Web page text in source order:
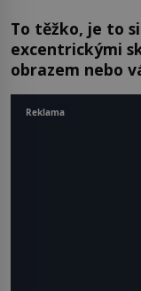
To těžko, je to
excentrickými
obrazem nebo
Reklama